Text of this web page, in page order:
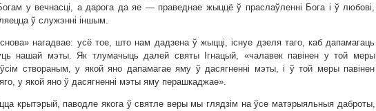
у вечнасці, а дарога да яе — праведнае жыццё ў праслаўленні Бога і ў любові,
ў служэнні іншым.
нагадвае: усё тое, што нам дадзена ў жыцці, існуе дзеля таго, каб дапамагаць
нашай мэты. Як тлумачыць далей святы Ігнацый, «чалавек павінен у той меры
створаным, у якой яно дапамагае яму ў дасягненні мэты, і ў той меры павінен
у якой яно ў дасягненні мэты яму перашкаджае».
крытэрый, паводле якога ў святле веры мы глядзім на ўсе матэрыяльныя даброты,